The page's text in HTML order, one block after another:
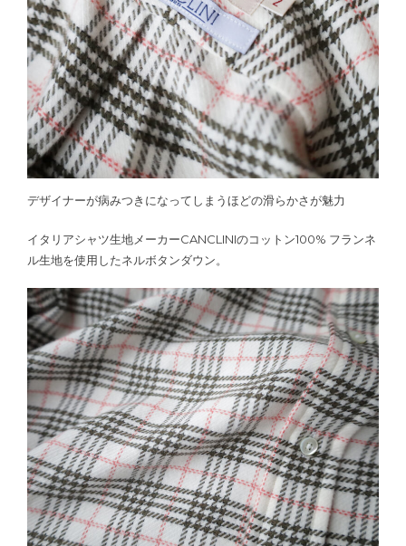
デザイナーが病みつきになってしまうほどの滑らかさが魅力
イタリアシャツ生地メーカーCANCLINIのコットン100% フランネ
ル生地を使用したネルボタンダウン。